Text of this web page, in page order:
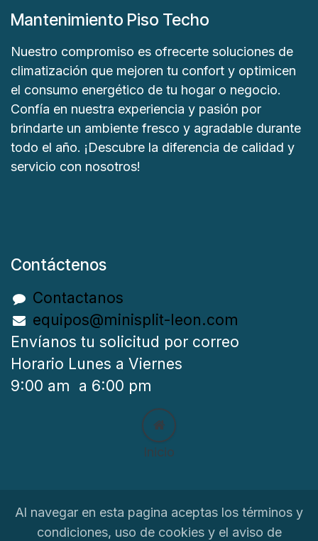
Mantenimiento Piso Techo
Nuestro compromiso es ofrecerte soluciones de
climatización que mejoren tu confort y optimicen
el consumo energético de tu hogar o negocio.
Confía en nuestra experiencia y pasión por
brindarte un ambiente fresco y agradable durante
todo el año. ¡Descubre la diferencia de calidad y
servicio con nosotros!
Contáctenos
Contactanos
equipos@minisplit-leon.com
Envíanos tu solicitud por correo
Horario Lunes a Viernes
9:00 am a 6:00 pm
Inicio
Al navegar en esta pagina aceptas los términos y
condiciones, uso de cookies y el aviso de